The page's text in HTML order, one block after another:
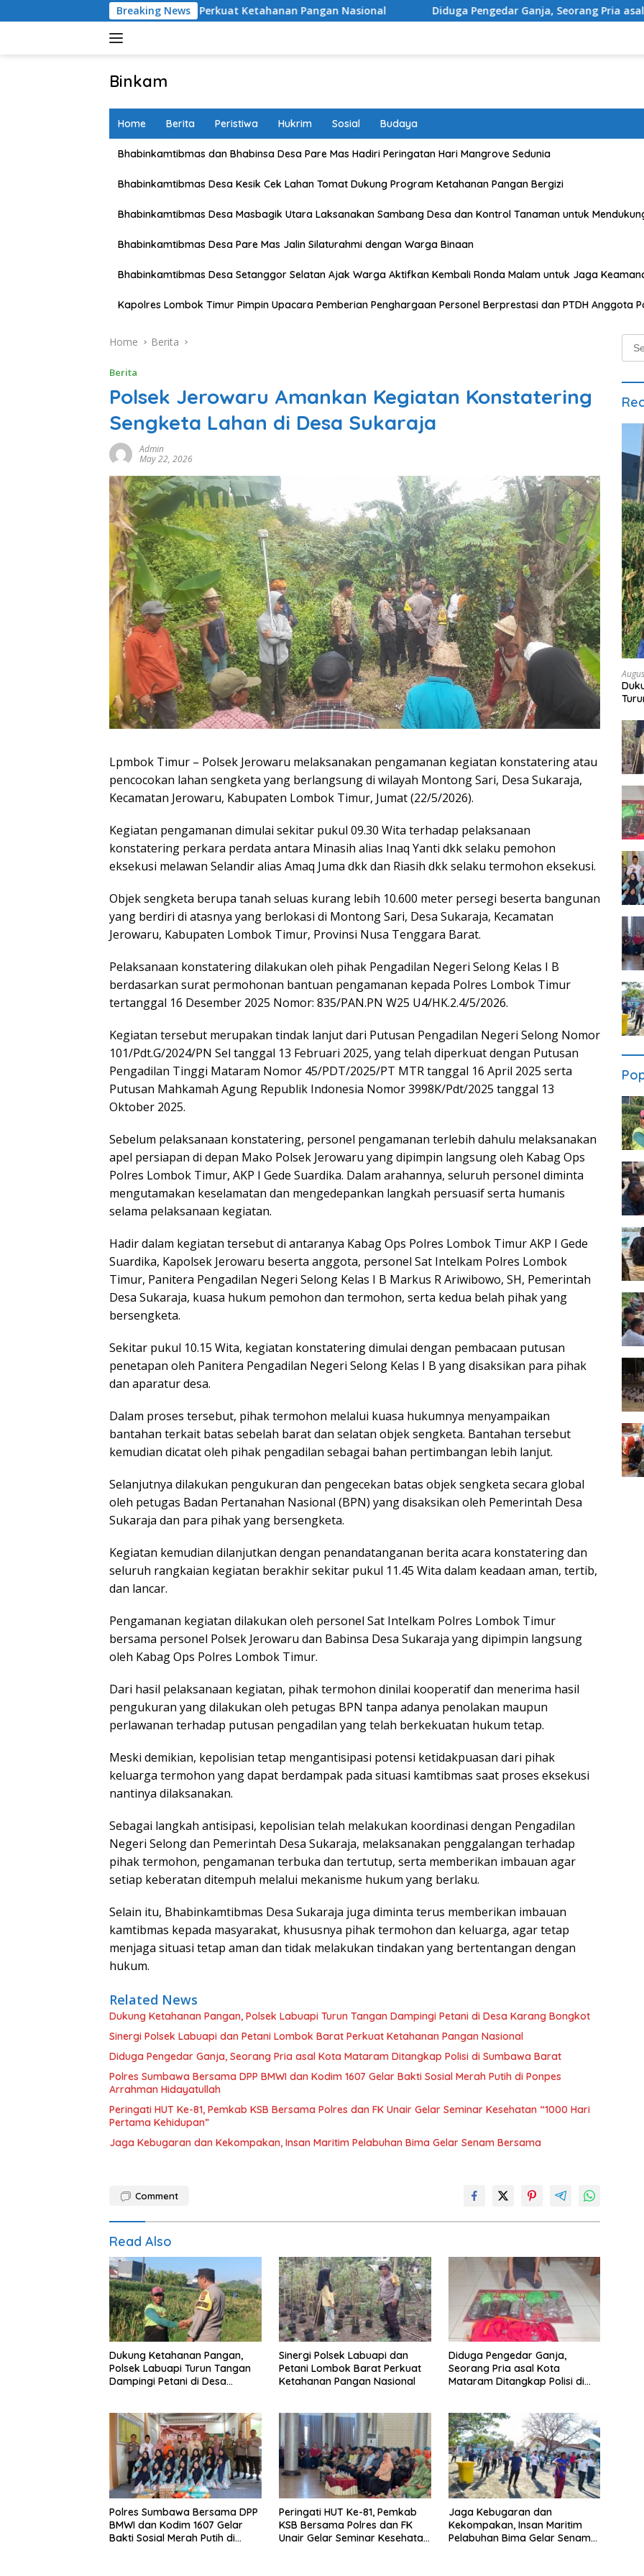
to
Breaking News
Lombok Barat Perkuat Ketahanan Pangan Nasional Diduga Pengedar Ganja, Seorang Pria asal Kota Mataram
Binkam
Home Berita Peristiwa Hukrim Sosial Budaya
Bhabinkamtibmas dan Bhabinsa Desa Pare Mas Hadiri Peringatan Hari Mangrove Sedunia
Bhabinkamtibmas Desa Kesik Cek Lahan Tomat Dukung Program Ketahanan Pangan Bergizi
Bhabinkamtibmas Desa Masbagik Utara Laksanakan Sambang Desa dan Kontrol Tanaman untuk
Bhabinkamtibmas Desa Pare Mas Jalin Silaturahmi dengan Warga Binaan
Bhabinkamtibmas Desa Setanggor Selatan Ajak Warga Aktifkan Kembali Ronda Malam untuk Jaga
Kapolres Lombok Timur Pimpin Upacara Pemberian Penghargaan Personel Berprestasi dan PTDH Anggota
Home Berita
Berita
Polsek Jerowaru Amankan Kegiatan Konstatering
Sengketa Lahan di Desa Sukaraja
Admin
May 22, 2026
Lpmbok Timur – Polsek Jerowaru melaksanakan pengamanan kegiatan konstatering atau
pencocokan lahan sengketa yang berlangsung di wilayah Montong Sari, Desa Sukaraja,
Kecamatan Jerowaru, Kabupaten Lombok Timur, Jumat (22/5/2026).
Kegiatan pengamanan dimulai sekitar pukul 09.30 Wita terhadap pelaksanaan
konstatering perkara perdata antara Minasih alias Inaq Yanti dkk selaku pemohon
eksekusi melawan Selandir alias Amaq Juma dkk dan Riasih dkk selaku termohon eksekusi.
Objek sengketa berupa tanah seluas kurang lebih 10.600 meter persegi beserta bangunan
yang berdiri di atasnya yang berlokasi di Montong Sari, Desa Sukaraja, Kecamatan
Jerowaru, Kabupaten Lombok Timur, Provinsi Nusa Tenggara Barat.
Pelaksanaan konstatering dilakukan oleh pihak Pengadilan Negeri Selong Kelas I B
berdasarkan surat permohonan bantuan pengamanan kepada Polres Lombok Timur
tertanggal 16 Desember 2025 Nomor: 835/PAN.PN W25 U4/HK.2.4/5/2026.
Kegiatan tersebut merupakan tindak lanjut dari Putusan Pengadilan Negeri Selong Nomor
101/Pdt.G/2024/PN Sel tanggal 13 Februari 2025, yang telah diperkuat dengan Putusan
Pengadilan Tinggi Mataram Nomor 45/PDT/2025/PT MTR tanggal 16 April 2025 serta
Putusan Mahkamah Agung Republik Indonesia Nomor 3998K/Pdt/2025 tanggal 13
Oktober 2025.
Sebelum pelaksanaan konstatering, personel pengamanan terlebih dahulu melaksanakan
apel persiapan di depan Mako Polsek Jerowaru yang dipimpin langsung oleh Kabag Ops
Polres Lombok Timur, AKP I Gede Suardika. Dalam arahannya, seluruh personel diminta
mengutamakan keselamatan dan mengedepankan langkah persuasif serta humanis
selama pelaksanaan kegiatan.
Hadir dalam kegiatan tersebut di antaranya Kabag Ops Polres Lombok Timur AKP I Gede
Suardika, Kapolsek Jerowaru beserta anggota, personel Sat Intelkam Polres Lombok
Timur, Panitera Pengadilan Negeri Selong Kelas I B Markus R Ariwibowo, SH, Pemerintah
Desa Sukaraja, kuasa hukum pemohon dan termohon, serta kedua belah pihak yang
bersengketa.
Sekitar pukul 10.15 Wita, kegiatan konstatering dimulai dengan pembacaan putusan
penetapan oleh Panitera Pengadilan Negeri Selong Kelas I B yang disaksikan para pihak
dan aparatur desa.
Dalam proses tersebut, pihak termohon melalui kuasa hukumnya menyampaikan
bantahan terkait batas sebelah barat dan selatan objek sengketa. Bantahan tersebut
kemudian dicatat oleh pihak pengadilan sebagai bahan pertimbangan lebih lanjut.
Selanjutnya dilakukan pengukuran dan pengecekan batas objek sengketa secara global
oleh petugas Badan Pertanahan Nasional (BPN) yang disaksikan oleh Pemerintah Desa
Sukaraja dan para pihak yang bersengketa.
Kegiatan kemudian dilanjutkan dengan penandatanganan berita acara konstatering dan
seluruh rangkaian kegiatan berakhir sekitar pukul 11.45 Wita dalam keadaan aman, tertib,
dan lancar.
Pengamanan kegiatan dilakukan oleh personel Sat Intelkam Polres Lombok Timur
bersama personel Polsek Jerowaru dan Babinsa Desa Sukaraja yang dipimpin langsung
oleh Kabag Ops Polres Lombok Timur.
Dari hasil pelaksanaan kegiatan, pihak termohon dinilai kooperatif dan menerima hasil
pengukuran yang dilakukan oleh petugas BPN tanpa adanya penolakan maupun
perlawanan terhadap putusan pengadilan yang telah berkekuatan hukum tetap.
Meski demikian, kepolisian tetap mengantisipasi potensi ketidakpuasan dari pihak
keluarga termohon yang dapat berdampak pada situasi kamtibmas saat proses eksekusi
nantinya dilaksanakan.
Sebagai langkah antisipasi, kepolisian telah melakukan koordinasi dengan Pengadilan
Negeri Selong dan Pemerintah Desa Sukaraja, melaksanakan penggalangan terhadap
pihak termohon, pengamanan terbuka dan tertutup, serta memberikan imbauan agar
setiap keberatan ditempuh melalui mekanisme hukum yang berlaku.
Selain itu, Bhabinkamtibmas Desa Sukaraja juga diminta terus memberikan imbauan
kamtibmas kepada masyarakat, khususnya pihak termohon dan keluarga, agar tetap
menjaga situasi tetap aman dan tidak melakukan tindakan yang bertentangan dengan
hukum.
Related News
Dukung Ketahanan Pangan, Polsek Labuapi Turun Tangan Dampingi Petani di Desa Karang Bongkot
Sinergi Polsek Labuapi dan Petani Lombok Barat Perkuat Ketahanan Pangan Nasional
Diduga Pengedar Ganja, Seorang Pria asal Kota Mataram Ditangkap Polisi di Sumbawa Barat
Polres Sumbawa Bersama DPP BMWI dan Kodim 1607 Gelar Bakti Sosial Merah Putih di Ponpes
Arrahman Hidayatullah
Peringati HUT Ke-81, Pemkab KSB Bersama Polres dan FK Unair Gelar Seminar Kesehatan “1000 Hari
Pertama Kehidupan”
Jaga Kebugaran dan Kekompakan, Insan Maritim Pelabuhan Bima Gelar Senam Bersama
Comment
Read Also
Dukung Ketahanan Pangan,
Polsek Labuapi Turun Tangan
Dampingi Petani di Desa
Sinergi Polsek Labuapi dan
Petani Lombok Barat Perkuat
Ketahanan Pangan Nasional
Diduga Pengedar Ganja,
Seorang Pria asal Kota
Mataram Ditangkap Polisi di
Polres Sumbawa Bersama DPP
BMWI dan Kodim 1607 Gelar
Bakti Sosial Merah Putih di
Peringati HUT Ke-81, Pemkab
KSB Bersama Polres dan FK
Unair Gelar Seminar Kesehatan
Jaga Kebugaran dan
Kekompakan, Insan Maritim
Pelabuhan Bima Gelar Senam
for: